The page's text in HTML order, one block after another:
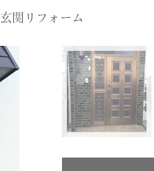
玄関リフォーム